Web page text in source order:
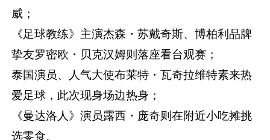
威；
《足球教练》主演杰森・苏戴奇斯、博柏利品牌
挚友罗密欧・贝克汉姆则落座看台观赛；
泰国演员、人气大使布莱特・瓦奇拉维特素来热
爱足球，此次现身场边热身；
《曼达洛人》演员露西・庞奇则在附近小吃摊挑
选零食。